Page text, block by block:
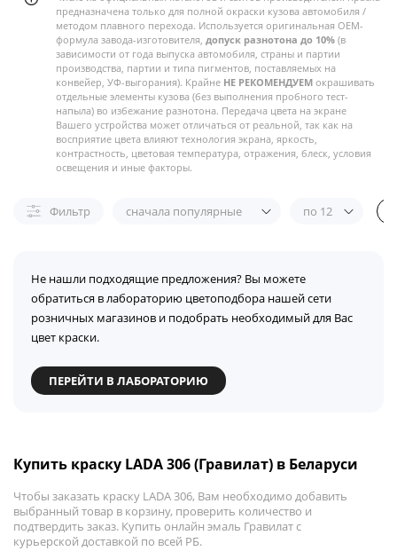
предназначена только для полной окраски кузова автомобиля /
методом плавного перехода. Используется оригинальная OEM-
формула завода-изготовителя, допуск разнотона до 10% (в
зависимости от года выпуска автомобиля, страны и партии
производства, партии и типа пигментов, поставляемых на
конвейер, УФ-выгорания). Крайне НЕ РЕКОМЕНДУЕМ окрашивать
отдельные элементы кузова (без выполнения пробного тест-
напыла) во избежание разнотона. Передача цвета на экране
Вашего устройства может отличаться от реальной, так как на
восприятие цвета влияют технология экрана, яркость,
контрастность, цветовая температура, отражения, блеск, условия
освещения и иные факторы.
Фильтр сначала популярные по 12
Не нашли подходящие предложения? Вы можете
обратиться в лабораторию цветоподбора нашей сети
розничных магазинов и подобрать необходимый для Вас
цвет краски.
ПЕРЕЙТИ В ЛАБОРАТОРИЮ
Купить краску LADA 306 (Гравилат) в Беларуси
Чтобы заказать краску LADA 306, Вам необходимо добавить
выбранный товар в корзину, проверить количество и
подтвердить заказ. Купить онлайн эмаль Гравилат с
курьерской доставкой по всей РБ.